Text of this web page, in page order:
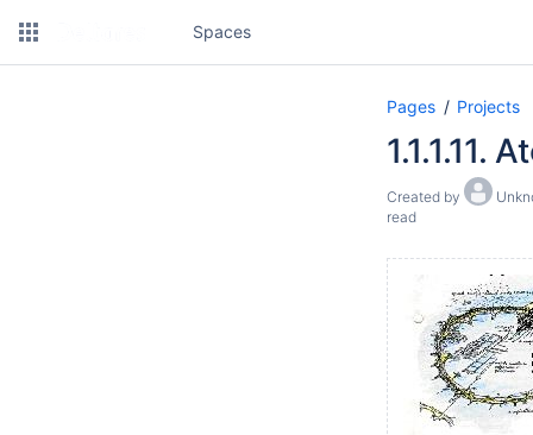
Spaces
Pages Projects
1.1.1.11.
Created by
read